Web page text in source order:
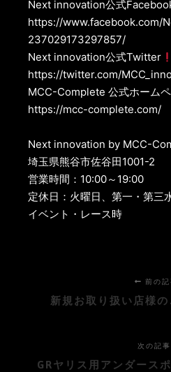
Next innovation公式
https://www.facebook.com/
237029173297857/
Next innovation公式Twitter
https://twitter.com/
MCC-Complete 公式ホーム
https://mcc-complete.com/
Next innovation by MCC-
埼玉県熊谷市佐谷田1001-2
営業時間：10:00～19:00
定休日：火曜日、第一
イベント・レース時
前の記
新規お取り扱い店様の
次の記
GRヤリス用アンダース